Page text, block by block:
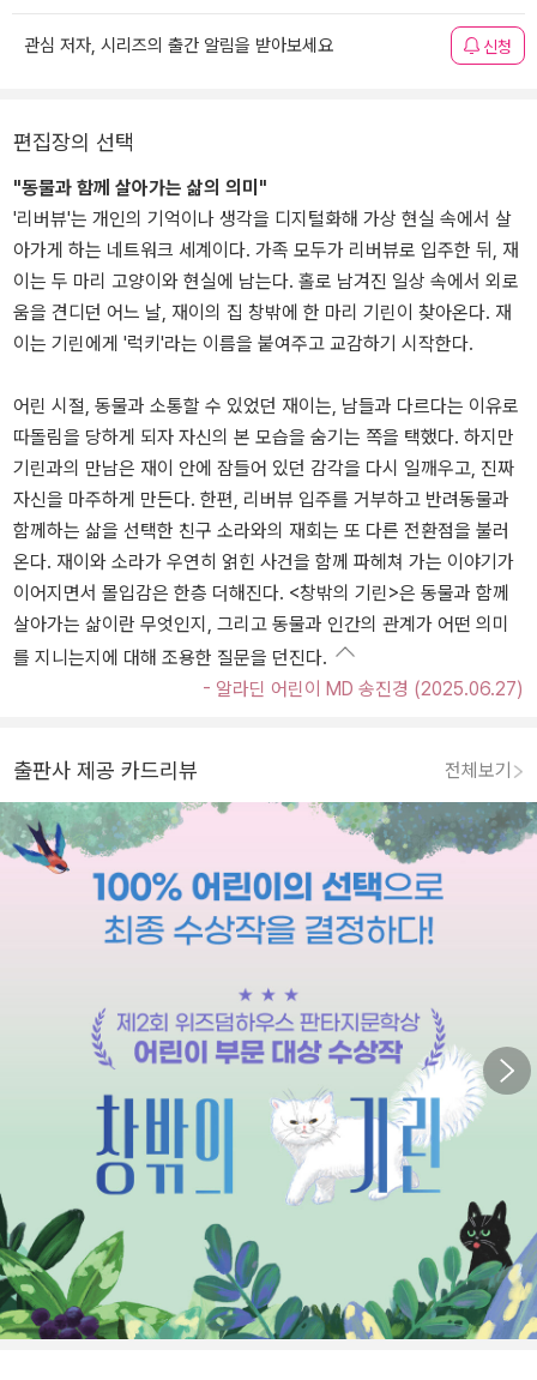
관심 저자, 시리즈의 출간 알림을 받아보세요 신청
편집장의 선택
"동물과 함께 살아가는 삶의 의미"
'리버뷰'는 개인의 기억이나 생각을 디지털화해 가상 현실 속에서 살
아가게 하는 네트워크 세계이다. 가족 모두가 리버뷰로 입주한 뒤, 재
이는 두 마리 고양이와 현실에 남는다. 홀로 남겨진 일상 속에서 외로
움을 견디던 어느 날, 재이의 집 창밖에 한 마리 기린이 찾아온다. 재
이는 기린에게 '럭키'라는 이름을 붙여주고 교감하기 시작한다.
어린 시절, 동물과 소통할 수 있었던 재이는, 남들과 다르다는 이유로
따돌림을 당하게 되자 자신의 본 모습을 숨기는 쪽을 택했다. 하지만
기린과의 만남은 재이 안에 잠들어 있던 감각을 다시 일깨우고, 진짜
자신을 마주하게 만든다. 한편, 리버뷰 입주를 거부하고 반려동물과
함께하는 삶을 선택한 친구 소라와의 재회는 또 다른 전환점을 불러
온다. 재이와 소라가 우연히 얽힌 사건을 함께 파헤쳐 가는 이야기가
이어지면서 몰입감은 한층 더해진다. <창밖의 기린>은 동물과 함께
살아가는 삶이란 무엇인지, 그리고 동물과 인간의 관계가 어떤 의미
를 지니는지에 대해 조용한 질문을 던진다.
- 알라딘 어린이 MD 송진경 (2025.06.27)
출판사 제공 카드리뷰 전체보기